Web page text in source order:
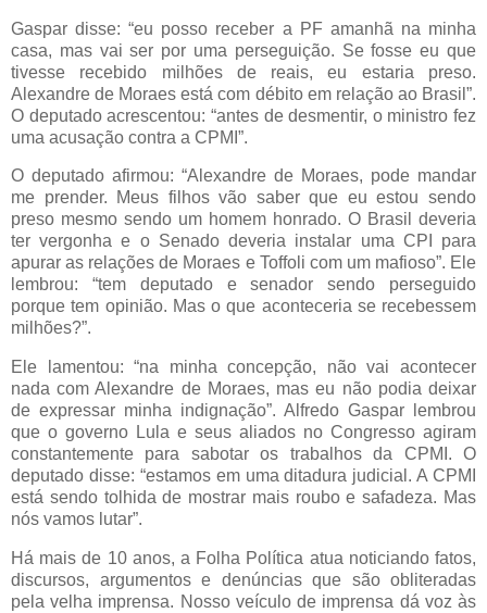
Gaspar disse: “eu posso receber a PF amanhã na minha
casa, mas vai ser por uma perseguição. Se fosse eu que
tivesse recebido milhões de reais, eu estaria preso.
Alexandre de Moraes está com débito em relação ao Brasil”.
O deputado acrescentou: “antes de desmentir, o ministro fez
uma acusação contra a CPMI”.
O deputado afirmou: “Alexandre de Moraes, pode mandar
me prender. Meus filhos vão saber que eu estou sendo
preso mesmo sendo um homem honrado. O Brasil deveria
ter vergonha e o Senado deveria instalar uma CPI para
apurar as relações de Moraes e Toffoli com um mafioso”. Ele
lembrou: “tem deputado e senador sendo perseguido
porque tem opinião. Mas o que aconteceria se recebessem
milhões?”.
Ele lamentou: “na minha concepção, não vai acontecer
nada com Alexandre de Moraes, mas eu não podia deixar
de expressar minha indignação”. Alfredo Gaspar lembrou
que o governo Lula e seus aliados no Congresso agiram
constantemente para sabotar os trabalhos da CPMI. O
deputado disse: “estamos em uma ditadura judicial. A CPMI
está sendo tolhida de mostrar mais roubo e safadeza. Mas
nós vamos lutar”.
Há mais de 10 anos, a Folha Política atua noticiando fatos,
discursos, argumentos e denúncias que são obliteradas
pela velha imprensa. Nosso veículo de imprensa dá voz às